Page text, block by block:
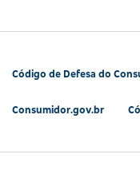
Código de Defesa do
Consumidor.gov.br